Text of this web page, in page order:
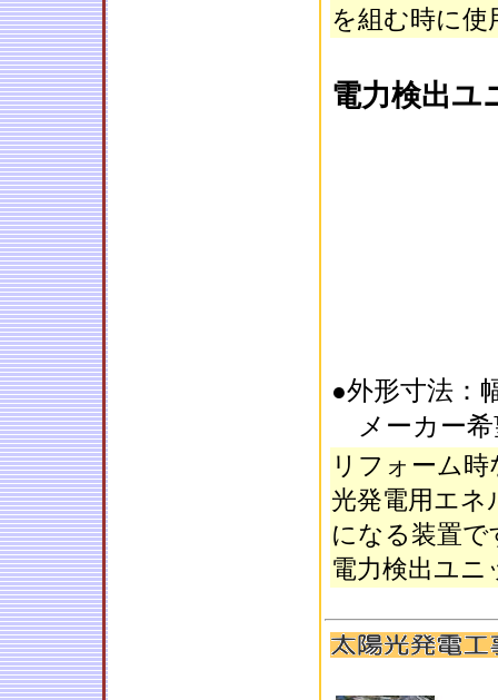
を組む時に使
電力検出ユ
●外形寸法：
メーカー
リフォーム
光発電用エネ
になる装置
電力検出ユ